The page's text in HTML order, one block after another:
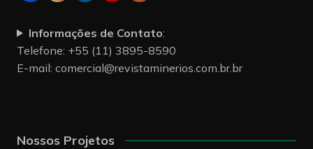
Informações de Contato:
Telefone: +55 (11) 3895-8590
E-mail: comercial@revistaminerios.com.br.br
Nossos Projetos